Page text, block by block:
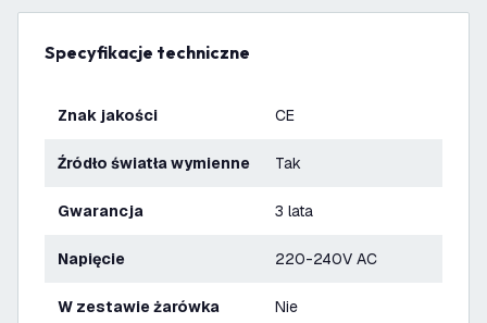
Specyfikacje techniczne
Znak jakości CE
Źródło światła wymienne Tak
Gwarancja 3 lata
Napięcie 220-240V AC
W zestawie żarówka Nie